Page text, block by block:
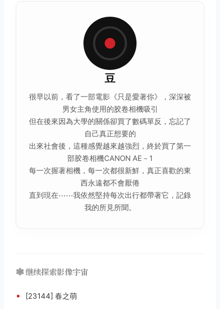
豆
很早以前，看了一部電影《只是愛著你》，深深被
男女主角使用的胶卷相機吸引
但在後來因為大學的關係卻買了數碼單反，忘記了
自己真正想要的
出來社會後，這種感覺越來越強烈，終於買了第一
部胶卷相機CANON AE－1
每一次握著相機，每一次都很新鮮，真正喜歡的東
西永遠都不會厭倦
直到現在⋯⋯我依然堅持每次出行都帶著它，記錄
我的所見所聞。
🕸️ 继续探索影像宇宙
• [23144] 春之萌